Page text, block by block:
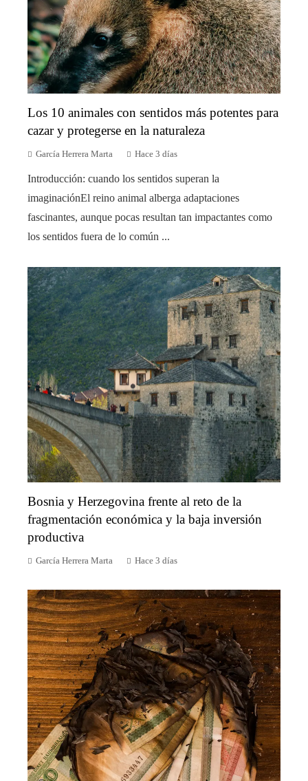
Los 10 animales con sentidos más potentes para
cazar y protegerse en la naturaleza
García Herrera Marta Hace 3 días
Introducción: cuando los sentidos superan la
imaginaciónEl reino animal alberga adaptaciones
fascinantes, aunque pocas resultan tan impactantes como
los sentidos fuera de lo común ...
Bosnia y Herzegovina frente al reto de la
fragmentación económica y la baja inversión
productiva
García Herrera Marta Hace 3 días